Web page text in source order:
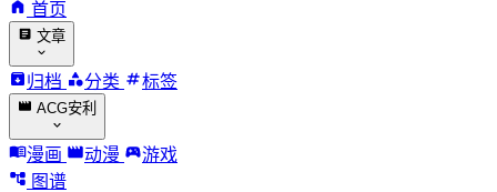
首页
文章
归档 分类 标签
ACG安利
漫画 动漫
游戏
图谱